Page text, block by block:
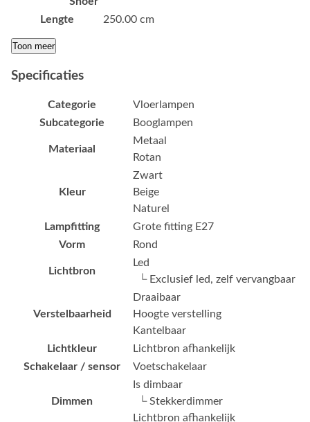
Lengte
250.00 cm
Toon meer
Specificaties
Categorie
Vloerlampen
Subcategorie
Booglampen
Materiaal
Metaal
Rotan
Kleur
Zwart
Beige
Naturel
Lampfitting
Grote fitting E27
Vorm
Rond
Lichtbron
Led
└ Exclusief led, zelf vervangbaar
Verstelbaarheid
Draaibaar
Hoogte verstelling
Kantelbaar
Lichtkleur
Lichtbron afhankelijk
Schakelaar / sensor
Voetschakelaar
Dimmen
Is dimbaar
└ Stekkerdimmer
Lichtbron afhankelijk